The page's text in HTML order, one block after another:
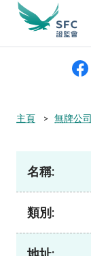
本會簡介
規則及標準
資料庫
尋
主頁 無牌公
名稱:
類別: